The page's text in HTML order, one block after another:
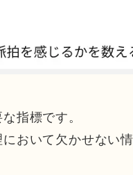
指標です。
おいて欠かせない